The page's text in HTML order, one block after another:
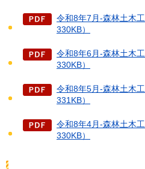
令和8年7月-森林土木
330KB）
令和8年6月-森林土木
330KB）
令和8年5月-森林土木
331KB）
令和8年4月-森林土木
330KB）